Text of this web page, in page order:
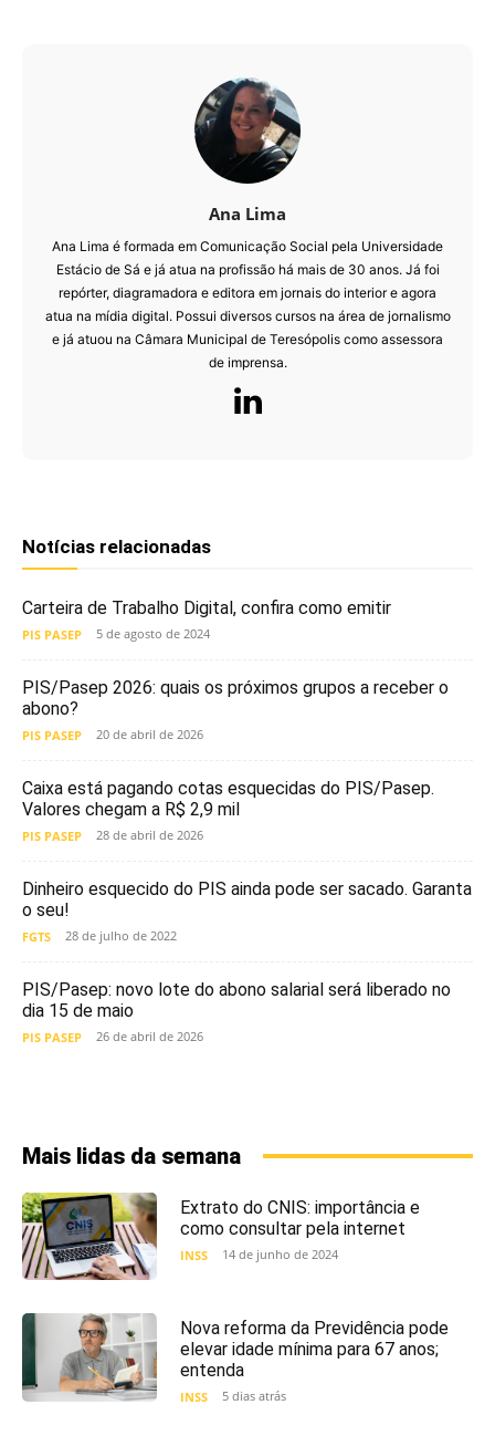
Ana Lima
Ana Lima é formada em Comunicação Social pela Universidade
Estácio de Sá e já atua na profissão há mais de 30 anos. Já foi
repórter, diagramadora e editora em jornais do interior e agora
atua na mídia digital. Possui diversos cursos na área de jornalismo
e já atuou na Câmara Municipal de Teresópolis como assessora
de imprensa.
Notícias relacionadas
Carteira de Trabalho Digital, confira como emitir
PIS PASEP 5 de agosto de 2024
PIS/Pasep 2026: quais os próximos grupos a receber o
abono?
PIS PASEP 20 de abril de 2026
Caixa está pagando cotas esquecidas do PIS/Pasep.
Valores chegam a R$ 2,9 mil
PIS PASEP 28 de abril de 2026
Dinheiro esquecido do PIS ainda pode ser sacado. Garanta
o seu!
FGTS 28 de julho de 2022
PIS/Pasep: novo lote do abono salarial será liberado no
dia 15 de maio
PIS PASEP 26 de abril de 2026
Mais lidas da semana
Extrato do CNIS: importância e
como consultar pela internet
INSS 14 de junho de 2024
Nova reforma da Previdência pode
elevar idade mínima para 67 anos;
entenda
INSS 5 dias atrás